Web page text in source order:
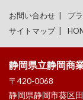
お問い合わせ プ
サイトマップ
静岡県立静岡商
〒420-0068
静岡県静岡市葵区